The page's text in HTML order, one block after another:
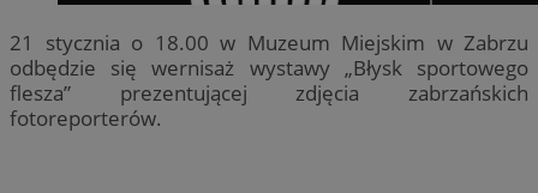
21 stycznia o 18.00 w Muzeum Miejskim w Zabrzu
odbędzie się wernisaż wystawy „Błysk sportowego
flesza” prezentującej zdjęcia zabrzańskich
fotoreporterów.